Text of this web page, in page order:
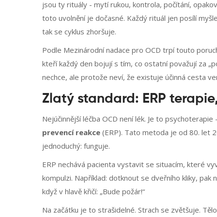
jsou ty rituály - mytí rukou, kontrola, počítání,
toto uvolnění je dočasné. Každý rituál jen posílí
tak se cyklus zhoršuje.
Podle Mezinárodní nadace pro OCD trpí touto
kteří každý den bojují s tím, co ostatní považují za
nechce, ale protože neví, že existuje účinná cesta
Zlatý standard: ERP
Nejúčinnější léčba OCD není lék. Je to
prevencí reakce (ERP). Tato metoda je od 80. let
jednoduchý: funguje.
ERP nechává pacienta vystavit se situacím, které
kompulzi. Například: dotknout se dveřního kliky,
když v hlavě křičí: „Bude požár!“
Na začátku je to strašidelné. Strach se zvětšuje.